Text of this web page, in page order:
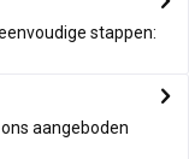
stappen:
aangeboden